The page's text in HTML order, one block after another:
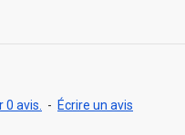
0 avis. - Écrire un avis